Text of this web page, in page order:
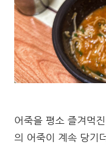
어죽을 평소 즐겨먹
의 어죽이 계속 당기